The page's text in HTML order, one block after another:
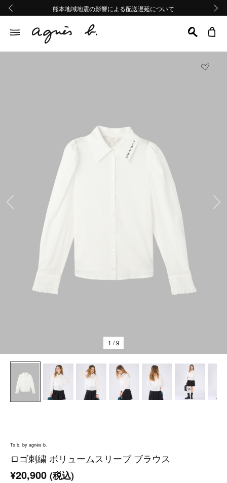
熊本地域地震の影響による配送遅延について
Summer Sale 2buy10%OFF!!
熊本地域地震の影響による配送遅延について
Summer Sale 2buy10%OFF!!
前の画像
1 / 9
To b. by agnès b.
ロゴ刺繍 ボリュームスリーブ ブラウス
¥20,900 (税込)